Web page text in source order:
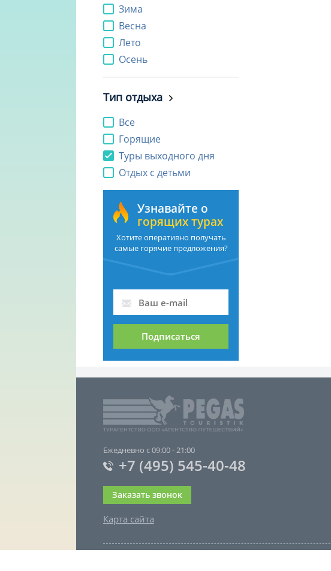
Зима
Весна
Лето
Осень
Тип отдыха
Все
Горящие
Туры выходного дня
Отдых с детьми
Узнавайте о
горящих турах
Хотите оперативно получать
самые горячие предложения?
Подписаться
Ежедневно с 09:00 - 21:00
+7 (495) 545-40-48
Заказать звонок
Карта сайта